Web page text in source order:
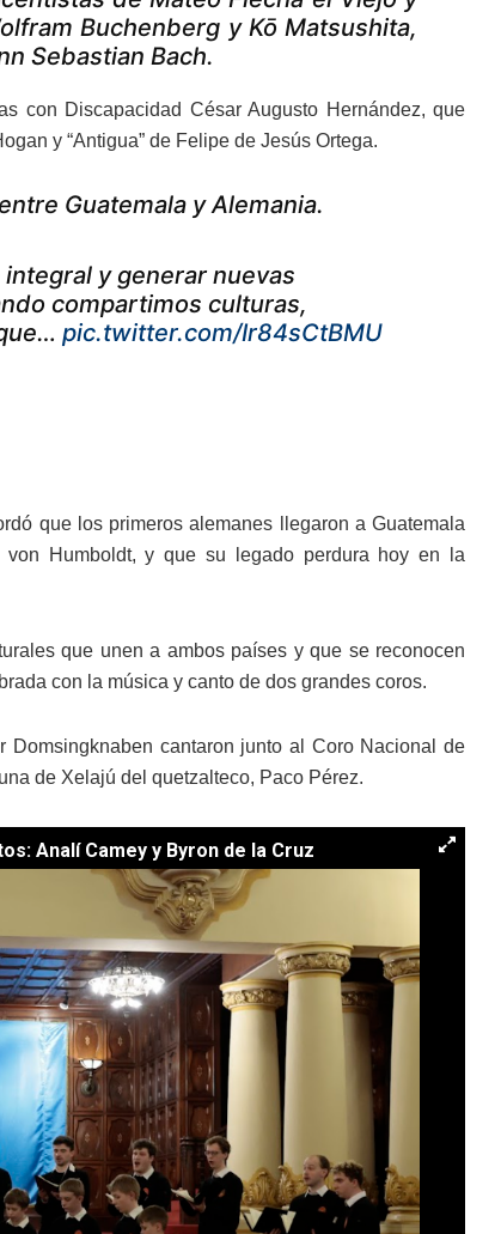
Buchenberg y Kō Matsushita,
Sebastian Bach.
con Discapacidad César Augusto Hernández, que
y “Antigua” de Felipe de Jesús Ortega.
Guatemala y Alemania.
y generar nuevas
compartimos culturas,
pic.twitter.com/Ir84sCtBMU
que los primeros alemanes llegaron a Guatemala
Humboldt, y que su legado perdura hoy en la
que unen a ambos países y que se reconocen
con la música y canto de dos grandes coros.
Domsingknaben cantaron junto al Coro Nacional de
de Xelajú del quetzalteco, Paco Pérez.
Analí Camey y Byron de la Cruz